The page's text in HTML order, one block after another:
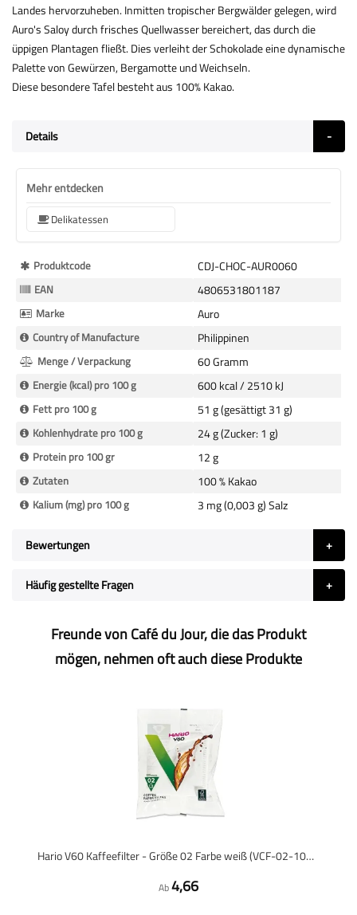
Landes hervorzuheben. Inmitten tropischer Bergwälder gelegen, wird
Auro's Saloy durch frisches Quellwasser bereichert, das durch die
üppigen Plantagen fließt. Dies verleiht der Schokolade eine dynamische
Palette von Gewürzen, Bergamotte und Weichseln.
Diese besondere Tafel besteht aus 100% Kakao.
Details
Mehr entdecken
Delikatessen
Mehr
Informationen
Produktcode CDJ-CHOC-AUR0060
EAN 4806531801187
Marke Auro
Country of Manufacture Philippinen
Menge / Verpackung 60 Gramm
Energie (kcal) pro 100 g 600 kcal / 2510 kJ
Fett pro 100 g 51 g (gesättigt 31 g)
Kohlenhydrate pro 100 g 24 g (Zucker: 1 g)
Protein pro 100 gr 12 g
Zutaten 100 % Kakao
Kalium (mg) pro 100 g 3 mg (0,003 g) Salz
Bewertungen
Häufig gestellte Fragen
Freunde von Café du Jour, die das Produkt
mögen, nehmen oft auch diese Produkte
Hario V60 Kaffeefilter - Größe 02 Farbe weiß (VCF-02-100W) - 100 Stück
Ab4,66